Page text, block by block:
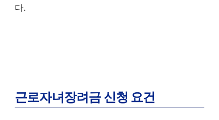
다.
근로자녀장려금 신청 요건